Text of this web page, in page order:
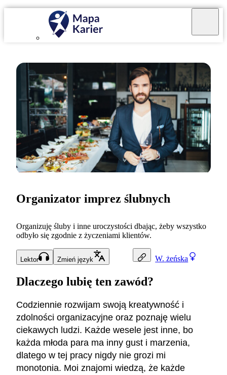
W. żeńska
Organizator imprez ślubnych
Organizuję śluby i inne uroczystości dbając, żeby wszystko
odbyło się zgodnie z życzeniami klientów.
Lektor Zmień język
Dlaczego lubię ten zawód?
Codziennie rozwijam swoją kreatywność i
zdolności organizacyjne oraz poznaję wielu
ciekawych ludzi. Każde wesele jest inne, bo
każda młoda para ma inny gust i marzenia,
dlatego w tej pracy nigdy nie grozi mi
monotonia. Moi znajomi wiedzą, że każde